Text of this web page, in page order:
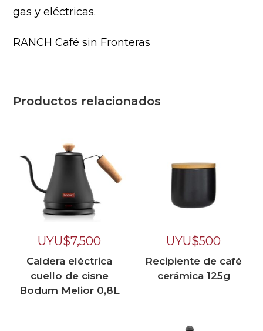
gas y eléctricas.
RANCH Café sin Fronteras
Productos relacionados
UYU$7,500
Caldera eléctrica
cuello de cisne
Bodum Melior 0,8L
UYU$500
Recipiente de café
cerámica 125g